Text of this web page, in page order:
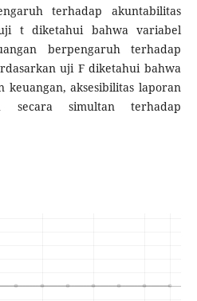
terhadap akuntabilitas
t diketahui bahwa variabel
berpengaruh terhadap
uji F diketahui bahwa
aksesibilitas laporan
secara simultan terhadap